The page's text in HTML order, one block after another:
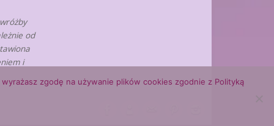
od
i
zgodę na używanie plików cookies zgodnie z Polityką